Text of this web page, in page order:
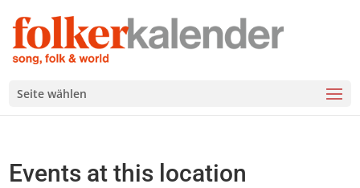
Seite wählen
Events at this location